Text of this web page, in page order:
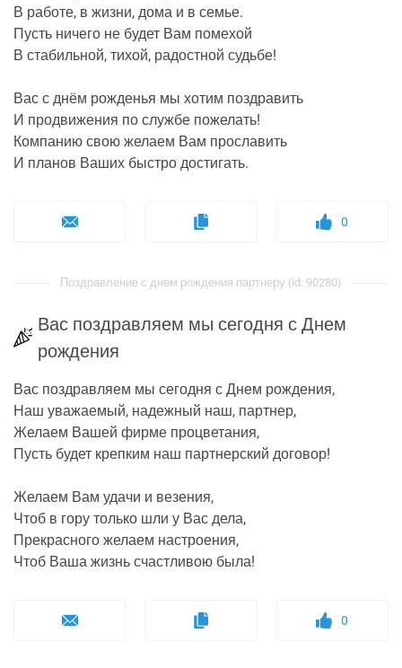
В работе, в жизни, дома и в семье.
Пусть ничего не будет Вам помехой
В стабильной, тихой, радостной судьбе!
Вас с днём рожденья мы хотим поздравить
И продвижения по службе пожелать!
Компанию свою желаем Вам прославить
И планов Ваших быстро достигать.
0
Поздравление с днем рождения партнеру (id: 90280)
Вас поздравляем мы сегодня с Днем
рождения
Вас поздравляем мы сегодня с Днем рождения,
Наш уважаемый, надежный наш, партнер,
Желаем Вашей фирме процветания,
Пусть будет крепким наш партнерский договор!
Желаем Вам удачи и везения,
Чтоб в гору только шли у Вас дела,
Прекрасного желаем настроения,
Чтоб Ваша жизнь счастливою была!
0